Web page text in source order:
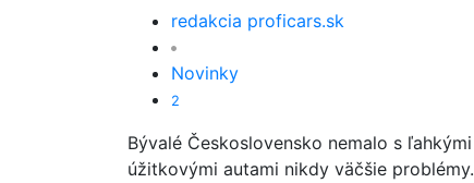
redakcia proficars.sk
Novinky
2
Bývalé Československo nemalo s ľahkými
úžitkovými autami nikdy väčšie problémy.